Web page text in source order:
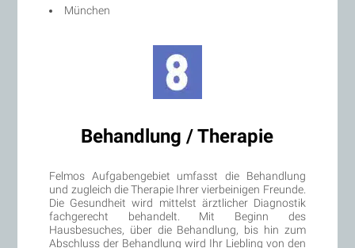
München
Behandlung / Therapie
Felmos Aufgabengebiet umfasst die Behandlung
und zugleich die Therapie Ihrer vierbeinigen Freunde.
Die Gesundheit wird mittelst ärztlicher Diagnostik
fachgerecht behandelt. Mit Beginn des
Hausbesuches, über die Behandlung, bis hin zum
Abschluss der Behandlung wird Ihr Liebling von den